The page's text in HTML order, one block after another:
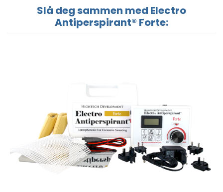
Slå deg sammen med Electro
Antiperspirant® Forte: